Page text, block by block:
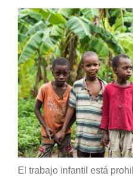
El trabajo infantil está